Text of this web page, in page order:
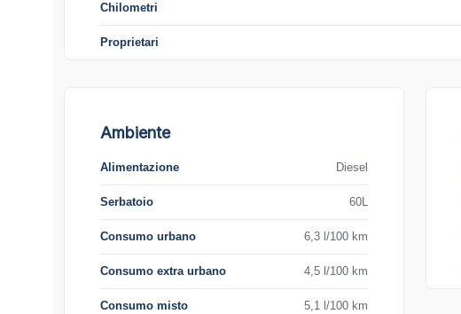
Chilometri
Proprietari
Ambiente
Alimentazione Diesel
Serbatoio 60L
Consumo urbano 6,3 l/100 km
Consumo extra urbano 4,5 l/100 km
Consumo misto 5,1 l/100 km